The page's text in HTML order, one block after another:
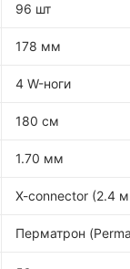
96 шт
178 мм
4 W-ноги
180 см
1.70 мм
X-connector (2.4
Перматрон